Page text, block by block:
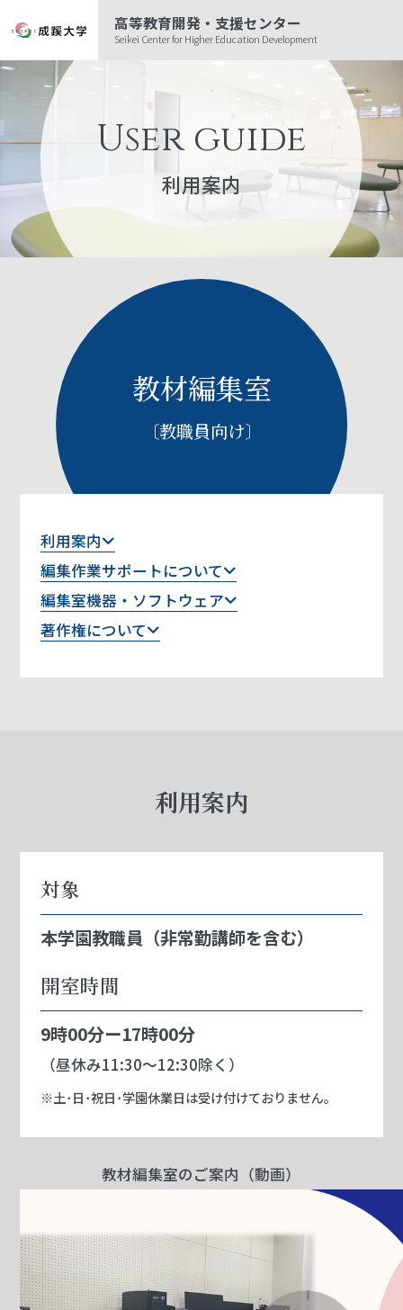
高等教育開発・支援センター
Seikei Center for Higher Education Development
User guide
利用案内
教材編集室
〔教職員向け〕
利用案内
編集作業サポートについて
編集室機器・ソフトウェア
著作権について
利用案内
対象
本学園教職員（非常勤講師を含む）
開室時間
9時00分ー17時00分
（昼休み11:30～12:30除く）
※土･日･祝日･学園休業日は受け付けておりません。
教材編集室のご案内（動画）